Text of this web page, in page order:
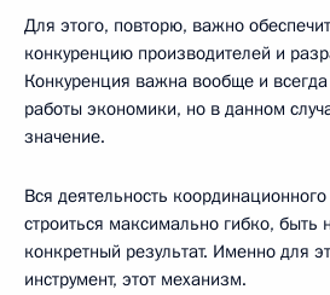
Для этого, повторю, важно
конкуренцию производителей и
Конкуренция важна вообще и
работы экономики, но в данном
значение.
Вся деятельность
строиться максимально гибко, быть
конкретный результат. Именно для
инструмент, этот механизм.